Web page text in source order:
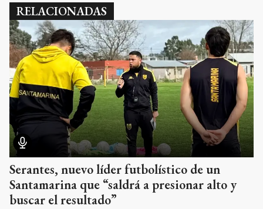
RELACIONADAS
Serantes, nuevo líder futbolístico de un
Santamarina que “saldrá a presionar alto y
buscar el resultado”